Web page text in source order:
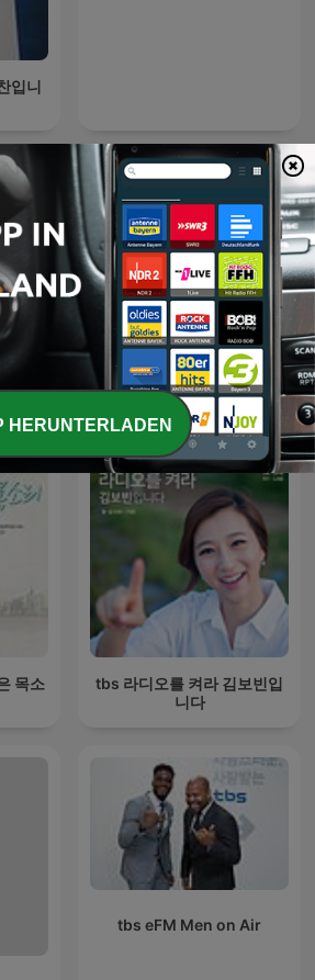
입니
목소
tbs 색다른 시선, 이숙이입니
다
목소
tbs 라디오를 켜라 김보빈입
니다
tbs eFM Men on Air
HERUNTERLADEN